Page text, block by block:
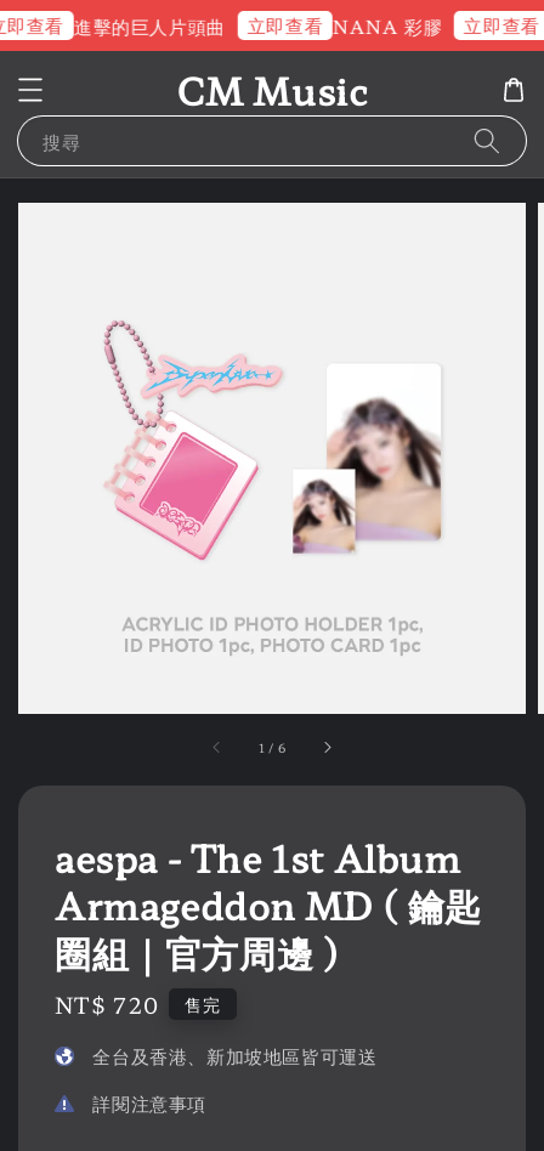
查看 進擊的巨人片頭曲 立即查看 NANA 彩膠 立即查看
CM Music
搜尋
1 / 6
aespa - The 1st Album
Armageddon MD ( 鑰匙
圈組｜官方周邊 )
Regular
NT$ 720 售完
全台及香港、新加坡地區皆可運送
詳閱注意事項